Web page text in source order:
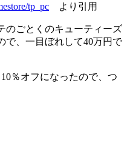
tp_pc より引用
のごとくのキューティーズ
で、一目ぼれして40万円で
％オフになったので、つ